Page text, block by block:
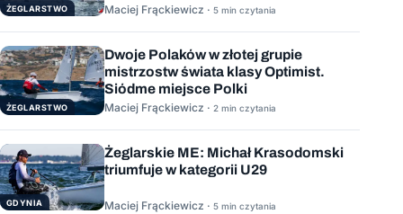
ŻEGLARSTWO Maciej Frąckiewicz · 5 min czytania
ŻEGLARSTWO
Dwoje Polaków w złotej grupie
mistrzostw świata klasy Optimist.
Siódme miejsce Polki
Maciej Frąckiewicz · 2 min czytania
GDYNIA
Żeglarskie ME: Michał Krasodomski
triumfuje w kategorii U29
Maciej Frąckiewicz · 5 min czytania